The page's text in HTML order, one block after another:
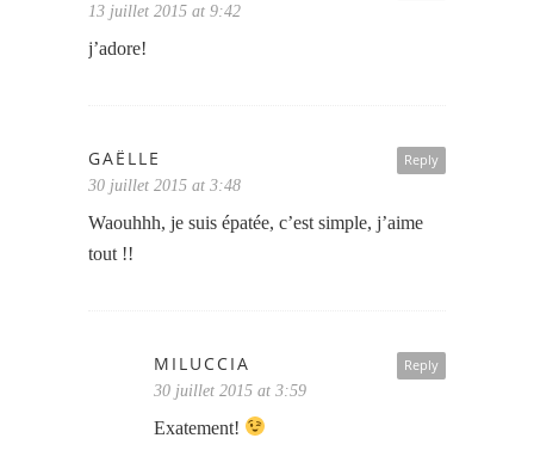
13 juillet 2015 at 9:42
j’adore!
Reply
GAËLLE
30 juillet 2015 at 3:48
Waouhhh, je suis épatée, c’est simple, j’aime
tout !!
Reply
MILUCCIA
30 juillet 2015 at 3:59
Exatement!